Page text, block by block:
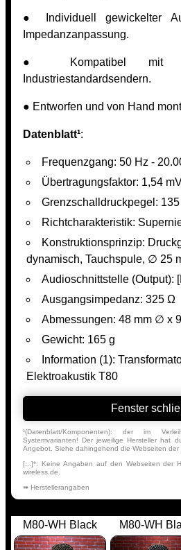
● Individuell gewickelter
Impedanzanpassung.
● Kompatibel mit
Industriestandardsendern.
● Entworfen und von Hand
Datenblatt¹:
Frequenzgang: 50 Hz -
Übertragungsfaktor: 1,54
Grenzschalldruckpegel:
Richtcharakteristik:
Konstruktionsprinzip:
dynamisch, Tauchspule, ∅ 25
Audioschnittstelle (Output):
Ausgangsimpedanz: 325 Ω
Abmessungen: 48 mm ∅ x
Gewicht: 165 g
Information (1):
Elektroakustik T80
Fenster
¹(Datenblatt/Komponenten): der im
Systemvarianten! Der jeweilige Hersteller hat
Angebot. Siehe dahingehend die Webseiten der
[...]*: Keine Angaben auf den Webseiten der
wireless.de.
➠ Herstellerangaben
M80-WH Black M80-WH